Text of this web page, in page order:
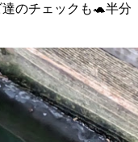
のチェックも🐢半分